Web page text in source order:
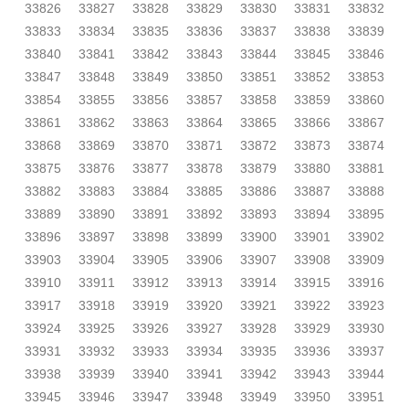
33826
33827 33828 33829 33830 33831
33832
33833
33834 33835 33836 33837 33838
33839
33840
33841 33842 33843 33844 33845
33846
33847
33848 33849 33850 33851 33852
33853
33854
33855 33856 33857 33858 33859
33860
33861
33862 33863 33864 33865 33866
33867
33868
33869 33870 33871 33872 33873
33874
33875
33876 33877 33878 33879 33880
33881
33882
33883 33884 33885 33886 33887
33888
33889
33890 33891 33892 33893 33894
33895
33896
33897 33898 33899 33900 33901
33902
33903
33904 33905 33906 33907 33908
33909
33910
33911 33912 33913 33914 33915
33916
33917
33918 33919 33920 33921 33922
33923
33924
33925 33926 33927 33928 33929
33930
33931
33932 33933 33934 33935 33936
33937
33938
33939 33940 33941 33942 33943
33944
33945
33946 33947 33948 33949 33950
33951